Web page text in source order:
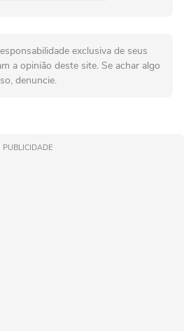
exclusiva de seus
a opinião deste site. Se achar algo
denuncie.
PUBLICIDADE